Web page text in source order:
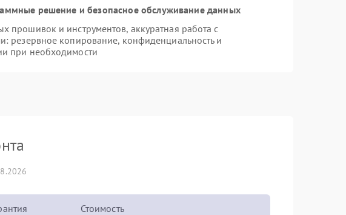
решение и безопасное обслуживание данных
прошивок и инструментов, аккуратная работа с
резервное копирование, конфиденциальность и
при необходимости
Стоимость